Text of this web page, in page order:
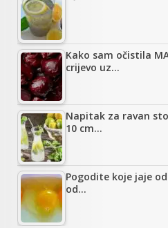
Kako sam očistila
crijevo uz…
Napitak za ravan
10 cm…
Pogodite koje jaje
od…